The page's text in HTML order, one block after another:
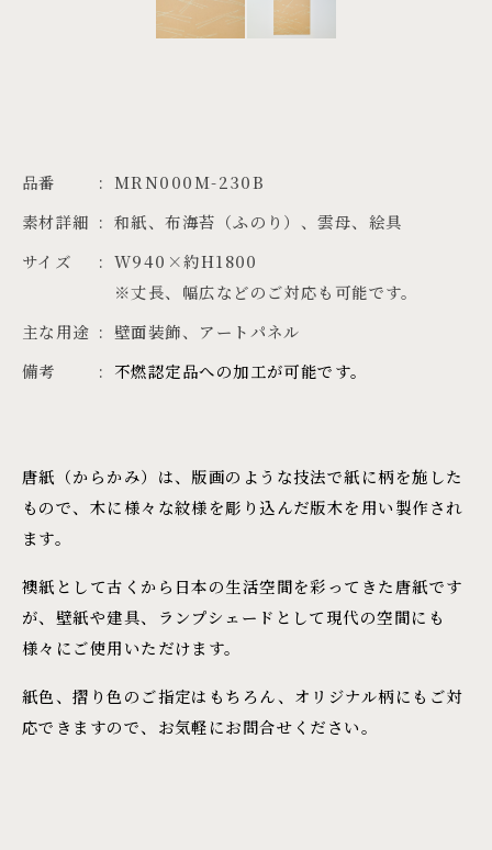
品番
MRN000M-230B
素材詳細
和紙、布海苔（ふのり）、雲母、絵具
サイズ
W940×約H1800
※丈長、幅広などのご対応も可能です。
主な用途
壁面装飾、アートパネル
備考
不燃認定品への加工が可能です。
唐紙（からかみ）は、版画のような技法で紙に柄を施した
もので、木に様々な紋様を彫り込んだ版木を用い製作され
ます。
襖紙として古くから日本の生活空間を彩ってきた唐紙です
が、壁紙や建具、ランプシェードとして現代の空間にも
様々にご使用いただけます。
紙色、摺り色のご指定はもちろん、オリジナル柄にもご対
応できますので、お気軽にお問合せください。